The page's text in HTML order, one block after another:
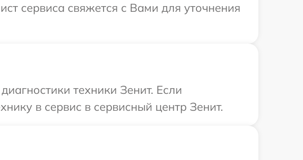
сервиса свяжется с Вами для уточнения
техники Зенит. Если
в сервис в сервисный центр Зенит.